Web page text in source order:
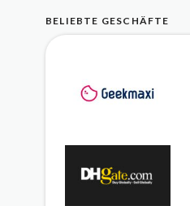
BELIEBTE GESCHÄFTE